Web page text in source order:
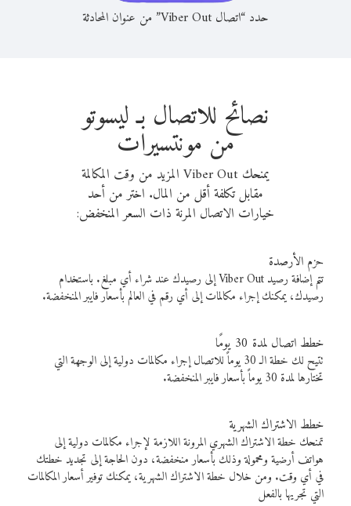
حدد “اتصال Viber Out” من عنوان المحادثة
نصائح للاتصال بـ ليسوتو
من مونتسيرات
يمنحك Viber Out المزيد من وقت المكالمة
مقابل تكلفة أقل من المال. اختر من أحد
خيارات الاتصال المرنة ذات السعر المنخفض:
حزم الأرصدة
تتم إضافة رصيد Viber Out إلى رصيدك عند شراء أي مبلغ. باستخدام
رصيدك، يمكنك إجراء مكالمات إلى أي رقم في العالم بأسعار فايبر المنخفضة.
خطط اتصال لمدة 30 يومًا
تتيح لك خطة الـ 30 يوماً للاتصال إجراء مكالمات دولية إلى الوجهة التي
تختارها لمدة 30 يوماً بأسعار فايبر المنخفضة.
خطط الاشتراك الشهرية
تمنحك خطة الاشتراك الشهري المرونة اللازمة لإجراء مكالمات دولية إلى
هواتف أرضية ومحمولة وذلك بأسعار منخفضة، دون الحاجة إلى تجديد خطتك
في أي وقت. ومن خلال خطة الاشتراك الشهرية، يمكنك توفير أسعار المكالمات
التي تجريها بالفعل